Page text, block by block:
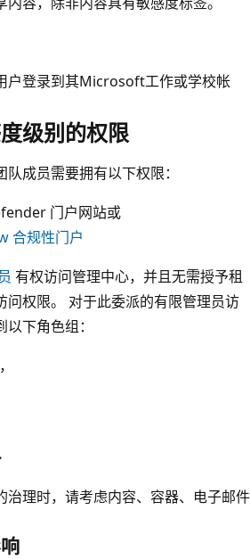
户登录到其Microsoft工作或学校帐
级别的权限
成员需要拥有以下权限：
门户网站或
合规性门户
有权访问管理中心，并且无需授予租
问权限。 对于此委派的有限管理员访
下角色组：
治理时，请考虑内容、容器、电子邮件